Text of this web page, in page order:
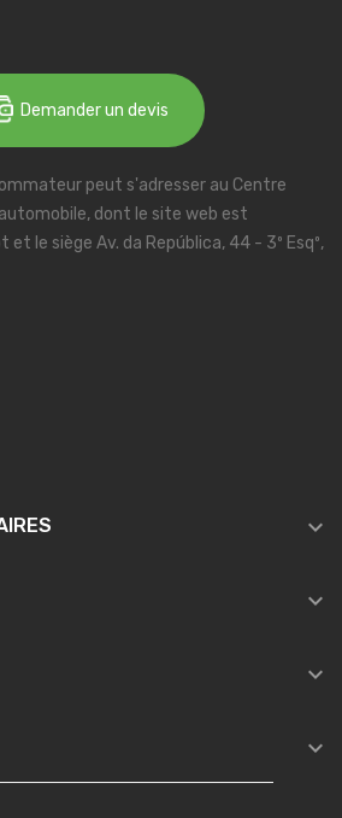
Demander un devis
peut s'adresser au Centre
dont le site web est
le siège Av. da República, 44 - 3º Esqº,



